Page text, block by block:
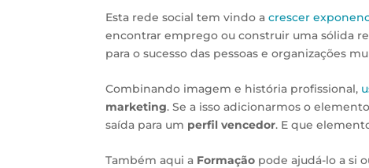
Esta rede social tem vindo acrescer
encontrar emprego ou construir uma sólida
para o sucesso das pessoas e organizações
Combinando imagem e história profissional,
marketing. Se a isso adicionarmos o
saída para um perfil vencedor. E que
Também aqui a Formação pode ajudá-lo a si